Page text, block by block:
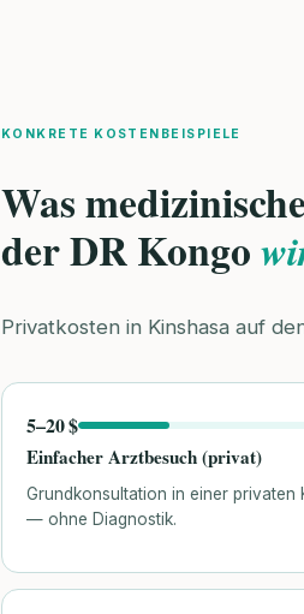
KONKRETE KOSTENBEISPIELE
Was
der DR Kongo
Privatkosten in Kinshasa auf
5–20 $
Einfacher Arztbesuch (privat)
Grundkonsultation in einer privaten
— ohne Diagnostik.